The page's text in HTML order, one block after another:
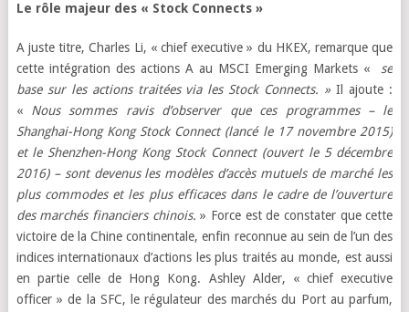
Le rôle majeur des « Stock Connects »
A juste titre, Charles Li, « chief executive » du HKEX, remarque que
cette intégration des actions A au MSCI Emerging Markets «
se
base sur les actions traitées via les Stock Connects. »Il ajoute :
« Nous sommes ravis d’observer que ces programmes – le
Shanghai-Hong Kong Stock Connect (lancé le 17 novembre 2015)
et le Shenzhen-Hong Kong Stock Connect (ouvert le 5 décembre
2016) – sont devenus les modèles d’accès mutuels de marché les
plus commodes et les plus efficaces dans le cadre de l’ouverture
des marchés financiers chinois. » Force est de constater que cette
victoire de la Chine continentale, enfin reconnue au sein de l’un des
indices internationaux d’actions les plus traités au monde, est aussi
en partie celle de Hong Kong. Ashley Alder, « chief executive
officer » de la SFC, le régulateur des marchés du Port au parfum,